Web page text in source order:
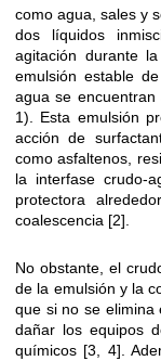
como agua, sales y
dos líquidos
agitación durante
emulsión estable
agua se
1). Esta emulsión
acción de
como asfaltenos,
la interfase crudo-
protectora
coalescencia [2].
No obstante, el
de la emulsión y la
que si no se elimina
dañar los equipos
químicos [3, 4].